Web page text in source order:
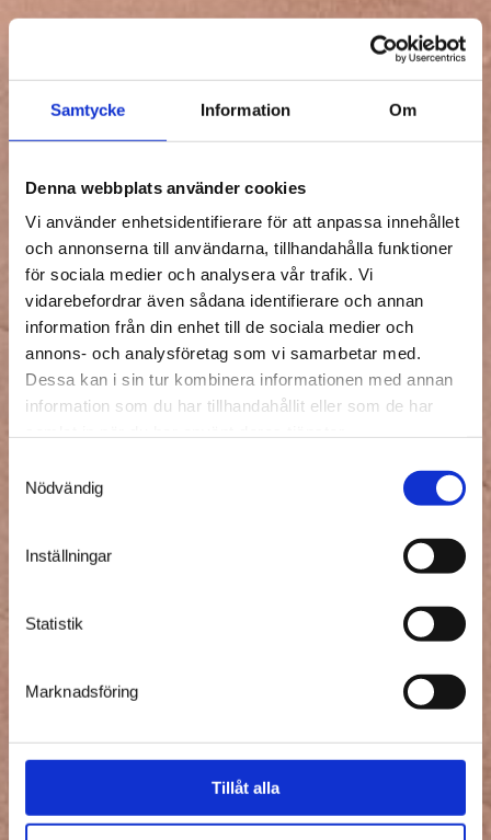
Samtycke Information Om
Denna webbplats använder cookies
Vi använder enhetsidentifierare för att anpassa innehållet
och annonserna till användarna, tillhandahålla funktioner
för sociala medier och analysera vår trafik. Vi
vidarebefordrar även sådana identifierare och annan
information från din enhet till de sociala medier och
annons- och analysföretag som vi samarbetar med.
Dessa kan i sin tur kombinera informationen med annan
information som du har tillhandahållit eller som de har
Nödvändig
Inställningar
Statistik
Marknadsföring
Tillåt alla